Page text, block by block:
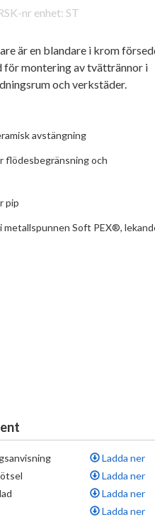
nr enhet: ST
är en blandare i krom
för montering av tvättrännor i
och verkstäder.
avstängning
flödesbegränsning och
pip
metallspunnen Soft PEX®,
Ladda ner
Ladda ner
Ladda ner
Ladda ner